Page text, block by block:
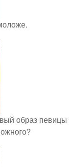
образ певицы